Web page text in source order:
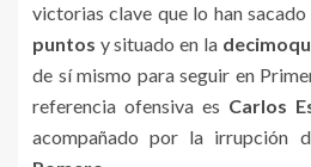
victorias clave que lo han
puntos y situado en la
de sí mismo para seguir en
referencia ofensiva es Carlos
acompañado por la irrupción